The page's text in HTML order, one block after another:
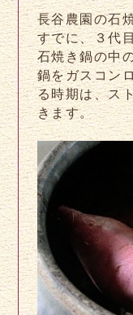
長谷農園の石
すでに、３代
石焼き鍋の中
鍋をガスコン
る時期は、ス
きます。